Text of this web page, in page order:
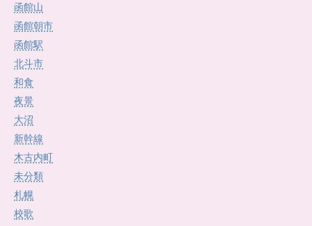
函館山
函館朝市
函館駅
北斗市
和食
夜景
大沼
新幹線
木古内町
未分類
札幌
校歌